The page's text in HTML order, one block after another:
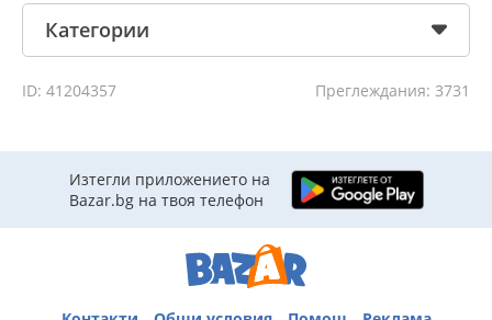
Категории
ID: 41204357 Преглеждания: 3731
Изтегли приложението на
Bazar.bg на твоя телефон